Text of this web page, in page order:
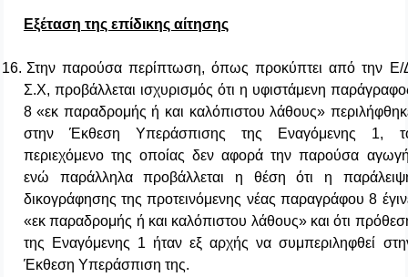
Εξέταση της επίδικης αίτησης
16. Στην παρούσα περίπτωση, όπως προκύπτει από την Ε/
Σ.Χ, προβάλλεται ισχυρισμός ότι η υφιστάμενη
8 «εκ παραδρομής ή και καλόπιστου λάθους»
στην Έκθεση Υπεράσπισης της Εναγόμενης 1,
περιεχόμενο της οποίας δεν αφορά την παρούσα
ενώ παράλληλα προβάλλεται η θέση ότι η
δικογράφησης της προτεινόμενης νέας παραγράφου 8
«εκ παραδρομής ή και καλόπιστου λάθους» και ότι
της Εναγόμενης 1 ήταν εξ αρχής να συμπεριληφθεί
Έκθεση Υπεράσπιση της.